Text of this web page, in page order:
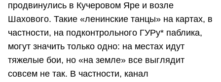
продвинулись в Кучеровом Яре и возле
Шахового. Такие «ленинские танцы» на картах, в
частности, на подконтрольного ГУРу* паблика,
могут значить только одно: на местах идут
тяжелые бои, но «на земле» все выглядит
совсем не так. В частности, канал